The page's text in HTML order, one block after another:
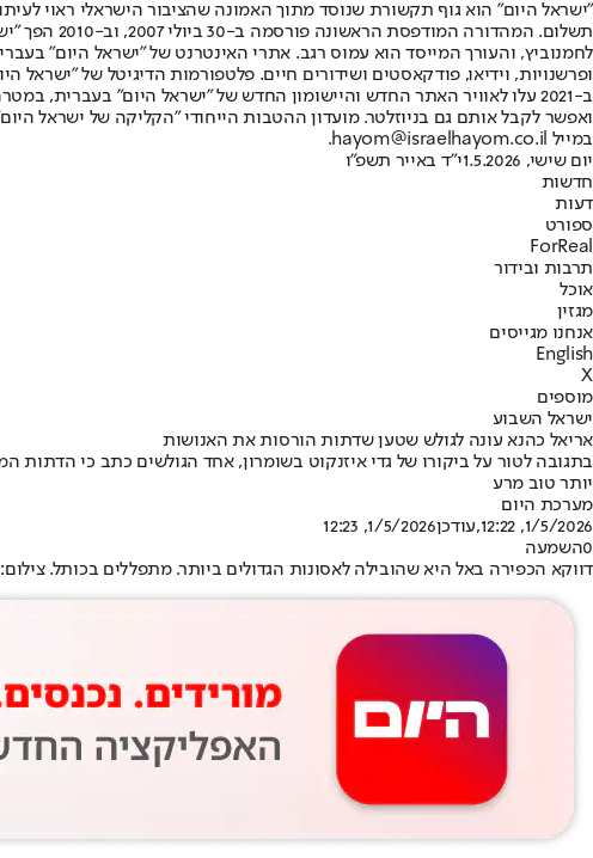
"ישראל היום" הוא גוף תקשורת שנוסד מתוך האמונה שהציבור הישראלי ראוי
תשלום.
ופרשנויות, וידיאו, פודקאסטים ושידורים חיים. פלטפורמות הדיגיטל של "ישראל
ב-2021 עלו לאוויר האתר החדש והיישומון החדש של "ישראל היום"
ואפשר לקבל אותם גם בניוזלטר. מועדון ההטבות הייחודי "הקליקה של ישראל
במייל hayom@israelhayom.co.il.
יום שישי, 1.5.2026
י"ד באייר תשפ"ו
חדשות
דעות
ספורט
ForReal
תרבות ובידור
אוכל
מגזין
אנחנו מגייסים
English
X
מוספים
ישראל השבוע
אריאל כהנא עונה לגולש שטען שדתות הורסות את האנושות
בתגובה לטור על ביקורו של גדי איזנקוט בשומרון, אחד הגולשים כתב כי הדתות
יותר טוב מרע
מערכת היום
1/5/2026, 12:22
,עודכן1/5/2026, 12:23
0השמעה
דווקא הכפירה באל היא שהובילה לאסונות הגדולים ביותר. מתפללים בכותל. צילום: